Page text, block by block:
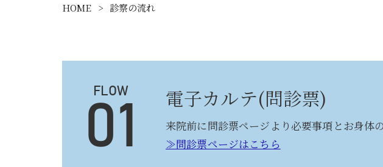
HOME > 診察の流れ
FLOW
01
電子カルテ(問診票)
来院前に問診票ページより必要事項とお身体
≫問診票ページはこちら